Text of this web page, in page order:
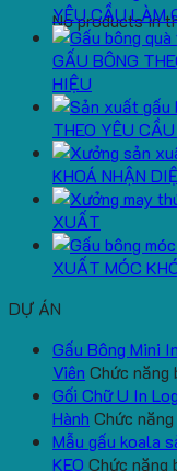
No products in
YÊU CẦU LÀM
GẤU BÔNG
HIỆU
THEO YÊU
KHOÁ NHẬN
XUẤT
XUẤT MÓC
DỰ ÁN
Gấu Bông Mini
Viên Chức năng
Gối Chữ U In
Hành Chức
Mẫu gấu koala
KEO Chức năng